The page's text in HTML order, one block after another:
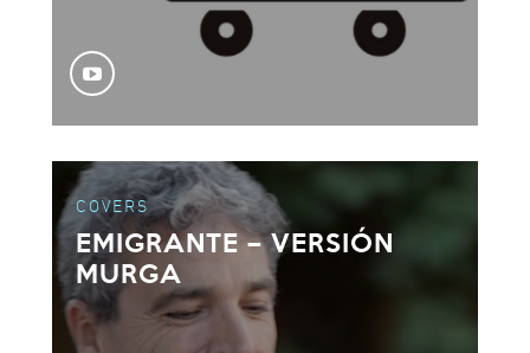
COVERS
EMIGRANTE – VERSIÓN
MURGA